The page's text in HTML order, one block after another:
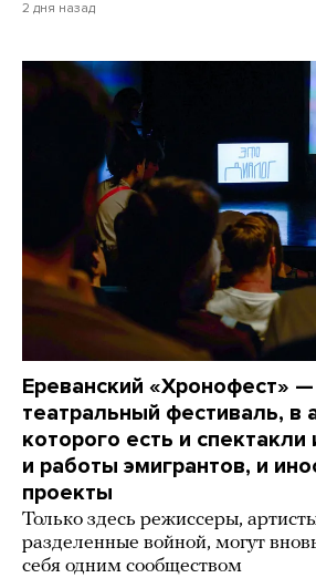
2 дня назад
Ереванский «Хронофест»
театральный фестиваль, в
которого есть и спектакли
и работы эмигрантов, и
проекты
Только здесь режиссеры,
разделенные войной, могут
себя одним сообществом